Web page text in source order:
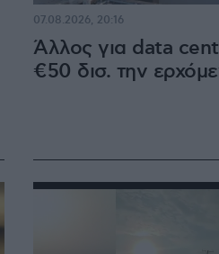
Άλλος για data
€50 δισ. την
07.08.2026, 20:16